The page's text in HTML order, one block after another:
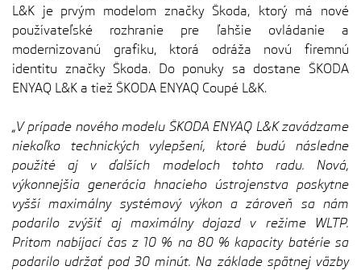
L&K je prvým modelom značky Škoda, ktorý má nové
používateľské rozhranie pre ľahšie ovládanie a
modernizovanú grafiku, ktorá odráža novú firemnú
identitu značky Škoda. Do ponuky sa dostane ŠKODA
ENYAQ L&K a tiež ŠKODA ENYAQ Coupé L&K.
„V prípade nového modelu ŠKODA ENYAQ L&K zavádzame
niekoľko technických vylepšení, ktoré budú následne
použité aj v ďalších modeloch tohto radu. Nová,
výkonnejšia generácia hnacieho ústrojenstva poskytne
vyšší maximálny systémový výkon a zároveň sa nám
podarilo zvýšiť aj maximálny dojazd v režime WLTP.
Pritom nabíjací čas z 10 % na 80 % kapacity batérie sa
podarilo udržať pod 30 minút. Na základe spätnej väzby